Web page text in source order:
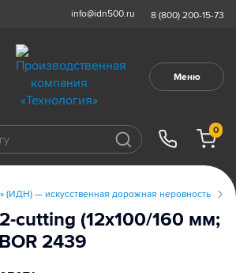
info@idn500.ru 8 (800) 200-15-73
Меню
0
(ИДН) — искусственная дорожная неровность
cutting (12x100/160 мм;
2439